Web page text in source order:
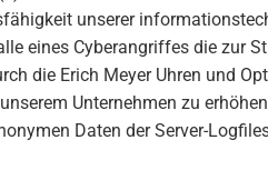
unserer
eines Cyberangriffes die zur
die Erich Meyer Uhren und
Unternehmen zu
Daten der Server-